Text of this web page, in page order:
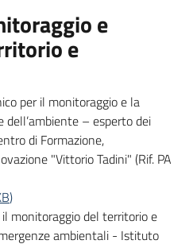
e
e
per il monitoraggio e la
– esperto dei
di Formazione,
"Vittorio Tadini" (Rif. PA
)
il monitoraggio del territorio e
ambientali - Istituto